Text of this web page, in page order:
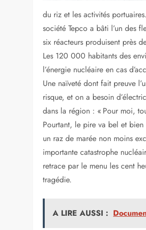
du riz et les activités
société Tepco a bâti l’un des
six réacteurs produisent près
Les 120 000 habitants des
l’énergie nucléaire en cas
Une naïveté dont fait preuve
risque, et on a besoin
dans la région : « Pour moi,
Pourtant, le pire va bel et
un raz de marée non moins
importante catastrophe
retrace par le menu les cent
tragédie.
A LIRE AUSSI :